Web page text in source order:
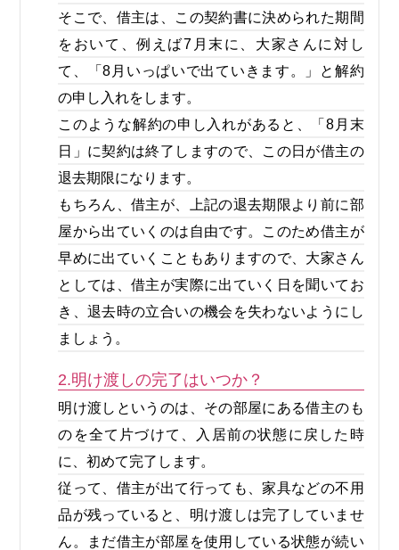
そこで、借主は、この契約書に決められた期間
をおいて、例えば7月末に、大家さんに対し
て、「8月いっぱいで出ていきます。」と解約
の申し入れをします。
このような解約の申し入れがあると、「8月末
日」に契約は終了しますので、この日が借主の
退去期限になります。
もちろん、借主が、上記の退去期限より前に部
屋から出ていくのは自由です。このため借主が
早めに出ていくこともありますので、大家さん
としては、借主が実際に出ていく日を聞いてお
き、退去時の立合いの機会を失わないようにし
ましょう。
2.明け渡しの完了はいつか？
明け渡しというのは、その部屋にある借主のも
のを全て片づけて、入居前の状態に戻した時
に、初めて完了します。
従って、借主が出て行っても、家具などの不用
品が残っていると、明け渡しは完了していませ
ん。まだ借主が部屋を使用している状態が続い